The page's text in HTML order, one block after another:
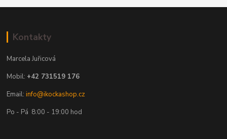
Kontakty
Marcela Juřicová
Mobil: +42 731519 176
Email:info@ikockashop.cz
Po - Pá 8:00 - 19:00 hod